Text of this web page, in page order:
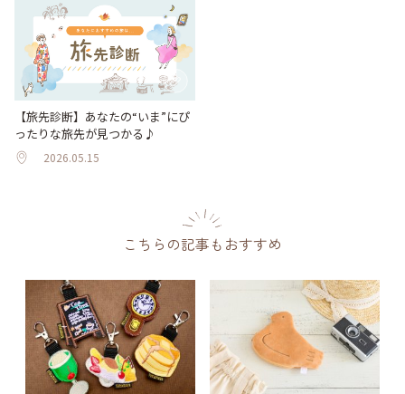
【旅先診断】あなたの“いま”にぴ
ったりな旅先が見つかる♪
2026.05.15
こちらの記事もおすすめ